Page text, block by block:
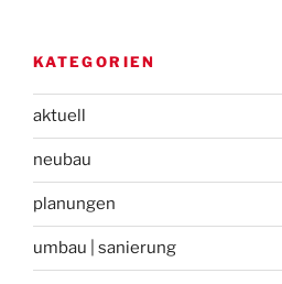
KATEGORIEN
aktuell
neubau
planungen
umbau | sanierung